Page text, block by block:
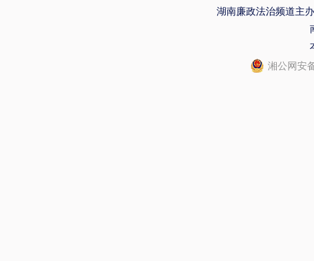
湖南廉政法治频道主
湘公网安